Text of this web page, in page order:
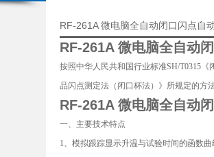
RF-261A 微电脑全自动闭口闪点自
RF-261A 微电脑全自动
按照中华人民共和国行业标准SH/T0315
品闪点测定法（闭口杯法）》所规定的方
RF-261A 微电脑全自动
一、主要技术特点
1、模拟跟踪显示升温与试验时间的函数曲